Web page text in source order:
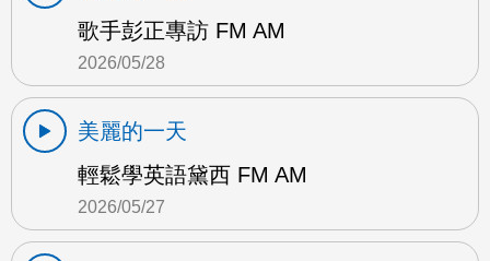
歌手彭正專訪 FM AM
2026/05/28
美麗的一天
輕鬆學英語黛西 FM AM
2026/05/27